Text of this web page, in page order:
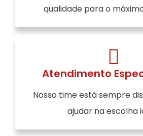
qualidade para o
Atendimento
Nosso time está sempre
ajudar na escolha